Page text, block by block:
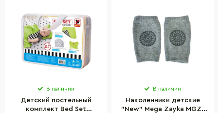
В наличии
Детский постельный
комплект Bed Set
В наличии
Наколенники детские
"New" Mega Zayka MGZ-